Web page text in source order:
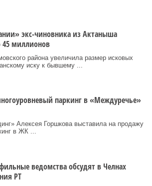
экс-чиновника из Актаныша
45 миллионов
района увеличила размер исковых
иску к бывшему ...
паркинг в «Междуречье»
Алексея Горшкова выставила на продажу
в ЖК ...
ведомства обсудят в Челнах
РТ